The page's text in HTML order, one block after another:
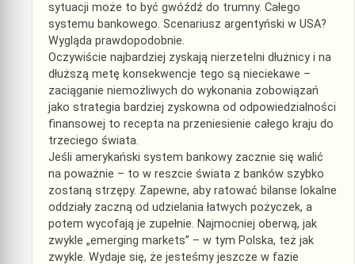
sytuacji może to być gwóźdź do trumny. Całego
systemu bankowego. Scenariusz argentyński w USA?
Wygląda prawdopodobnie.
Oczywiście najbardziej zyskają nierzetelni dłużnicy i na
dłuższą metę konsekwencje tego są nieciekawe –
zaciąganie niemożliwych do wykonania zobowiązań
jako strategia bardziej zyskowna od odpowiedzialności
finansowej to recepta na przeniesienie całego kraju do
trzeciego świata.
Jeśli amerykański system bankowy zacznie się walić
na poważnie – to w reszcie świata z banków szybko
zostaną strzępy. Zapewne, aby ratować bilanse lokalne
oddziały zaczną od udzielania łatwych pożyczek, a
potem wycofają je zupełnie. Najmocniej oberwą, jak
zwykle „emerging markets” – w tym Polska, też jak
zwykle. Wydaje się, że jesteśmy jeszcze w fazie